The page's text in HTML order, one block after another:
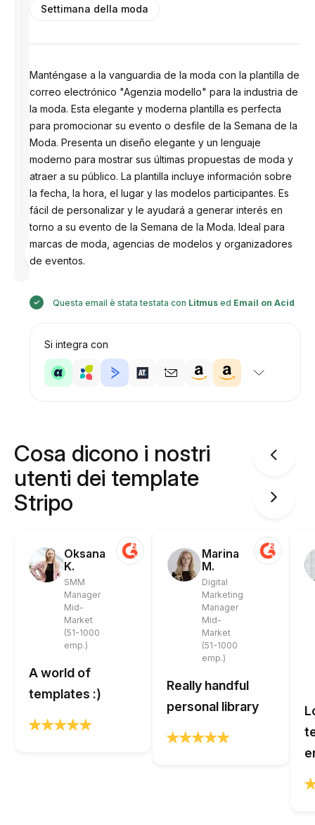
Progettato
Anastasiia
Settimana della moda
Manténgase a la vanguardia de la moda con la plantilla de
correo electrónico "Agenzia modello" para la industria de
la moda. Esta elegante y moderna plantilla es perfecta
para promocionar su evento o desfile de la Semana de la
Moda. Presenta un diseño elegante y un lenguaje
moderno para mostrar sus últimas propuestas de moda y
atraer a su público. La plantilla incluye información sobre
la fecha, la hora, el lugar y las modelos participantes. Es
fácil de personalizar y le ayudará a generar interés en
torno a su evento de la Semana de la Moda. Ideal para
marcas de moda, agencias de modelos y organizadores
de eventos.
Questa email è stata testata con Litmus ed Email on Acid
Si integra con
Cosa dicono i nostri
utenti dei template
Stripo
Oksana
K.
SMM
Manager
Mid-
Market
(51-1000
emp.)
A world of
templates :)
Marina
M.
Digital
Marketing
Manager
Mid-
Market
(51-1000
emp.)
Really handful
personal library